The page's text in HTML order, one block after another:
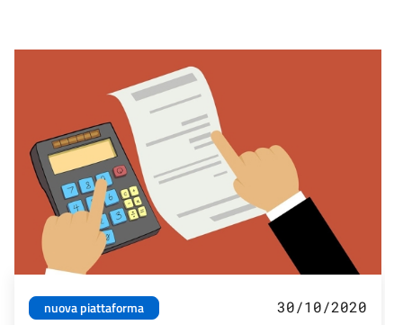
nuova piattaforma 30/10/2020